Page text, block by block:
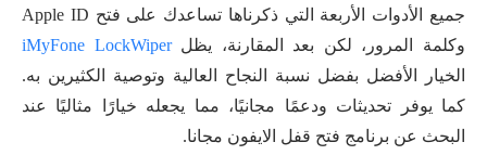
جميع الأدوات الأربعة التي ذكرناها تساعدك على فتح Apple ID
وكلمة المرور، لكن بعد المقارنة، يظلiMyFone LockWiper
الخيار الأفضل بفضل نسبة النجاح العالية وتوصية الكثيرين به.
كما يوفر تحديثات ودعمًا مجانيًا، مما يجعله خيارًا مثاليًا عند
البحث عن برنامج فتح قفل الايفون مجانا.